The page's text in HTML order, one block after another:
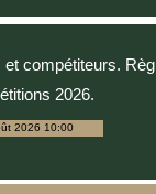
compétiteurs.
2026.
2026 10:00